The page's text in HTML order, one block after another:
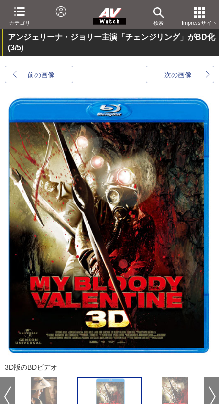
カテゴリ 検索 Impressサイト
アンジェリーナ・ジョリー主演「チェンジリング」がBD化
(3/5)
前の画像 次の画像
3D版のBDビデオ